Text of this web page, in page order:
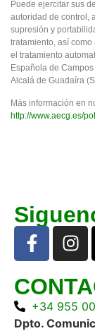
Puede ejercitar sus
autoridad de control,
supresión y
tratamiento, así
el tratamiento
Española de
Alcalá de Guadaíra
Más información en
http://www.aecg.es/
+34 955
Dpto.